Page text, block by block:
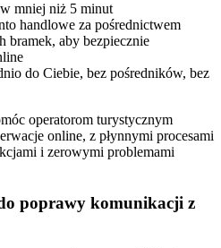
mniej niż 5 minut
handlowe za pośrednictwem
bramek, aby bezpiecznie
do Ciebie, bez pośredników, bez
operatorom turystycznym
online, z płynnymi procesami
i zerowymi problemami
poprawy komunikacji z